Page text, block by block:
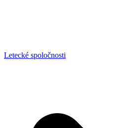
Letecké spoločnosti